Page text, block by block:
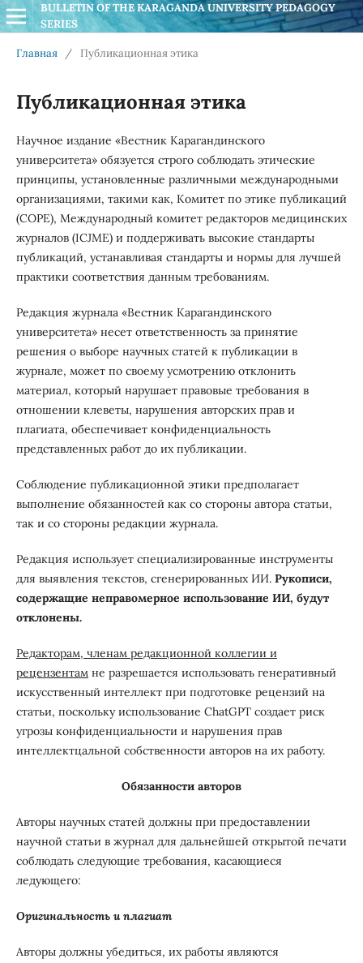
BULLETIN OF THE KARAGANDA UNIVERSITY PEDAGOGY
SERIES
Главная / Публикационная этика
Публикационная этика
Научное издание «Вестник Карагандинского
университета» обязуется строго соблюдать этические
принципы, установленные различными международными
организациями, такими как, Комитет по этике публикаций
(COPE), Международный комитет редакторов медицинских
журналов (ICJME) и поддерживать высокие стандарты
публикаций, устанавливая стандарты и нормы для лучшей
практики соответствия данным требованиям.
Редакция журнала «Вестник Карагандинского
университета» несет ответственность за принятие
решения о выборе научных статей к публикации в
журнале, может по своему усмотрению отклонить
материал, который нарушает правовые требования в
отношении клеветы, нарушения авторских прав и
плагиата, обеспечивает конфиденциальность
представленных работ до их публикации.
Соблюдение публикационной этики предполагает
выполнение обязанностей как со стороны автора статьи,
так и со стороны редакции журнала.
Редакция использует специализированные инструменты
для выявления текстов, сгенерированных ИИ. Рукописи,
содержащие неправомерное использование ИИ, будут
отклонены.
Редакторам, членам редакционной коллегии и
рецензентамне разрешается использовать генеративный
искусственный интеллект при подготовке рецензий на
статьи, поскольку использование ChatGPT создает риск
угрозы конфиденциальности и нарушения прав
интеллектцальной собственности авторов на их работу.
Обязанности авторов
Авторы научных статей должны при предоставлении
научной статьи в журнал для дальнейшей открытой печати
соблюдать следующие требования, касающиеся
ледующего:
Оригинальность и плагиат
Авторы должны убедиться, их работы являются